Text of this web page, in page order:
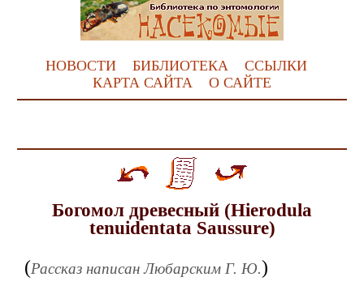
НОВОСТИ БИБЛИОТЕКА
ССЫЛКИ
КАРТА САЙТА
О САЙТЕ
Богомол древесный (Hierodula
tenuidentata Saussure)
(Рассказ написан Любарским Г. Ю.)